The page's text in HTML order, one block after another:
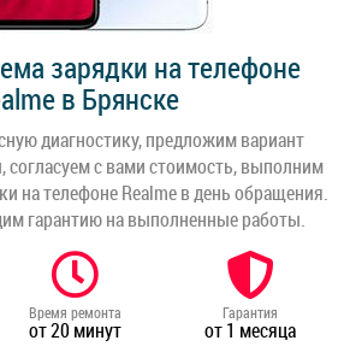
зарядки на телефоне
в Брянске
диагностику, предложим вариант
согласуем с вами стоимость, выполним
на телефоне Realme в день обращения.
гарантию на выполненные работы.
Время ремонта
от 20 минут
Гарантия
от 1 месяца